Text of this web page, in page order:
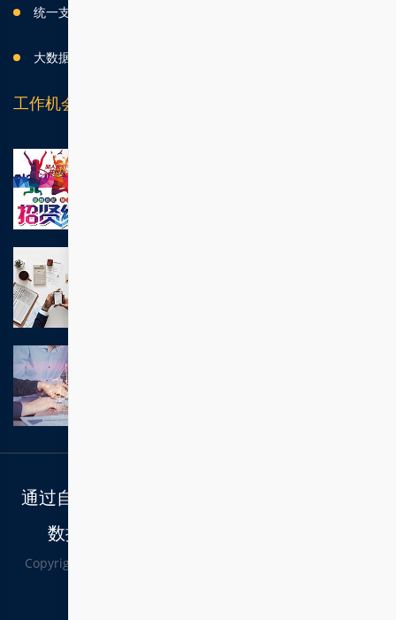
统一支付平台解决方案
大数据中台解决方案
工作机会
通过自主创新，成为国内一流、国际知名的大
数据治理及云计算应用解决方案提供商
Copyright © 2010 -